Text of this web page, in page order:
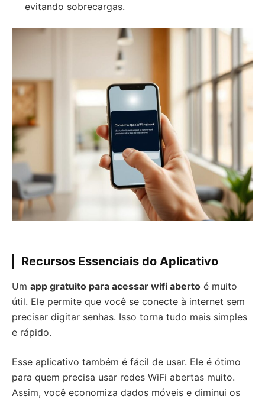
evitando sobrecargas.
Recursos Essenciais do Aplicativo
Um app gratuito para acessar wifi aberto é muito
útil. Ele permite que você se conecte à internet sem
precisar digitar senhas. Isso torna tudo mais simples
e rápido.
Esse aplicativo também é fácil de usar. Ele é ótimo
para quem precisa usar redes WiFi abertas muito.
Assim, você economiza dados móveis e diminui os